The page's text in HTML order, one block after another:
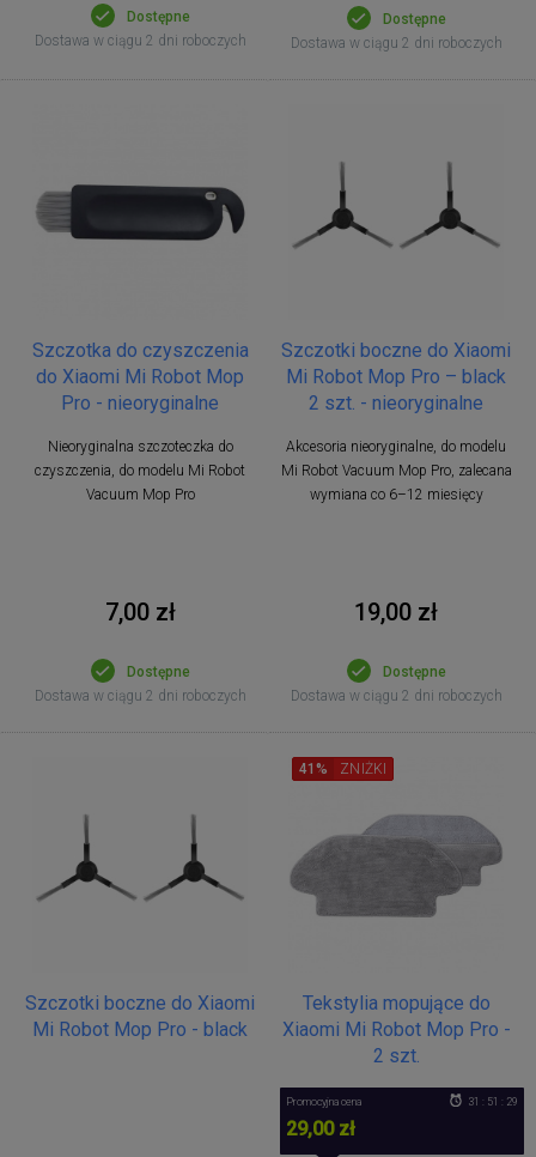
Dostępne
Dostawa w ciągu 2 dni roboczych
Dostępne
Dostawa w ciągu 2 dni roboczych
Szczotka do czyszczenia
do Xiaomi Mi Robot Mop
Pro - nieoryginalne
Nieoryginalna szczoteczka do
czyszczenia, do modelu Mi Robot
Vacuum Mop Pro
7,00 zł
Dostępne
Dostawa w ciągu 2 dni roboczych
Szczotki boczne do Xiaomi
Mi Robot Mop Pro – black
2 szt. - nieoryginalne
Akcesoria nieoryginalne, do modelu
Mi Robot Vacuum Mop Pro, zalecana
wymiana co 6–12 miesięcy
19,00 zł
Dostępne
Dostawa w ciągu 2 dni roboczych
Szczotki boczne do Xiaomi
Mi Robot Mop Pro - black
Tekstylia mopujące do
Xiaomi Mi Robot Mop Pro -
2 szt.
41% ZNIŻKI
Promocyjna cena
29,00 zł
31 : 51 : 29